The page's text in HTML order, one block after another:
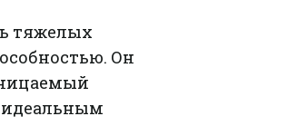
тяжелых
Он
идеальным